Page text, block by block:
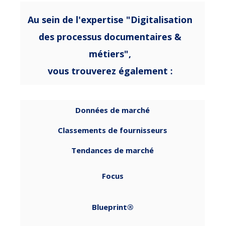
Au sein de l'expertise "Digitalisation
des processus documentaires &
métiers",
vous trouverez également :
Données de marché
Classements de fournisseurs
Tendances de marché
Focus
Blueprint®